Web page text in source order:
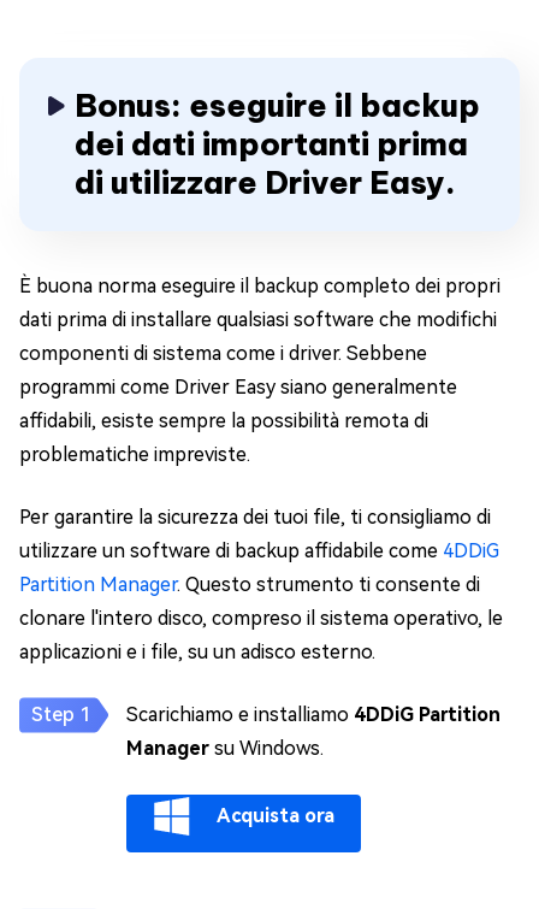
Bonus: eseguire il backup
dei dati importanti prima
di utilizzare Driver Easy.
È buona norma eseguire il backup completo dei propri
dati prima di installare qualsiasi software che modifichi
componenti di sistema come i driver. Sebbene
programmi come Driver Easy siano generalmente
affidabili, esiste sempre la possibilità remota di
problematiche impreviste.
Per garantire la sicurezza dei tuoi file, ti consigliamo di
utilizzare un software di backup affidabile come 4DDiG
Partition Manager. Questo strumento ti consente di
clonare l'intero disco, compreso il sistema operativo, le
applicazioni e i file, su un adisco esterno.
Scarichiamo e installiamo 4DDiG Partition
Manager su Windows.
Acquista ora